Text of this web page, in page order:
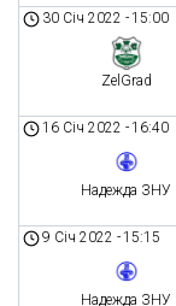
30 Січ 2022 -15:00
ZelGrad
16 Січ 2022 -16:40
Надежда ЗНУ
9 Січ 2022 -15:15
Надежда ЗНУ